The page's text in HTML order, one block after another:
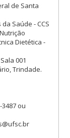
de Santa
Saúde - CCS
Dietética -
001
Trindade.
3487 ou